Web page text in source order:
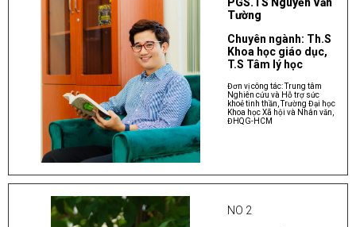
PGS.TS Nguyễn Văn
Tường
Chuyên ngành: Th.S
Khoa học giáo dục,
T.S Tâm lý học
Đơn vị công tác: Trung tâm
Nghiên cứu và Hỗ trợ sức
khoẻ tinh thần, Trường Đại học
Khoa học Xã hội và Nhân văn,
ĐHQG-HCM
NO 2